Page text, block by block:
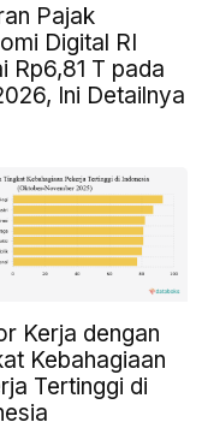
Pajak
Digital RI
Rp6,81 T pada
Ini Detailnya
Kerja dengan
Kebahagiaan
Tertinggi di